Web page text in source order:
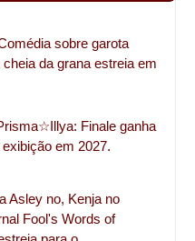
sobre garota
da grana estreia em
Finale ganha
em 2027.
Asley no, Kenja no
Fool's Words of